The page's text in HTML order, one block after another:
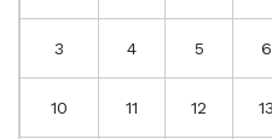
3 4 5 6
10 11 12 13